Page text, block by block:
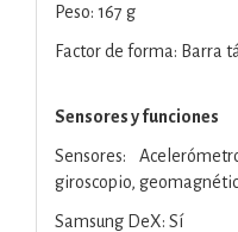
Peso: 167 g
Factor de forma: Barra
Sensores y funciones
Sensores:
giroscopio,
Samsung DeX: Sí